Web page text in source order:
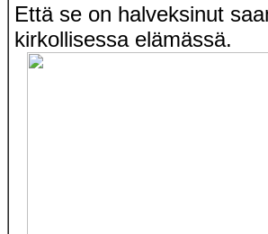
Että se on halveksinut
kirkollisessa elämässä.